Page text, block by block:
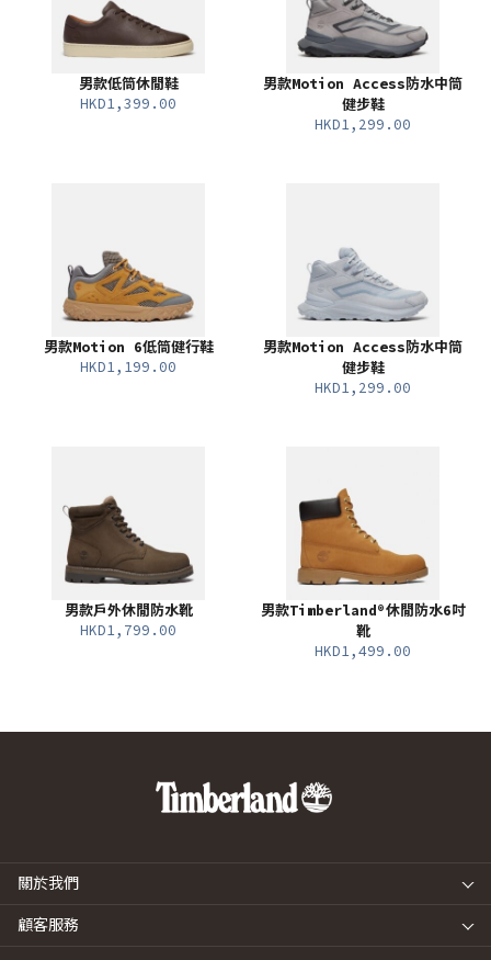
男款低筒休閒鞋
HKD1,399.00
男款Motion Access防水中筒
健步鞋
HKD1,299.00
男款Motion 6低筒健行鞋
HKD1,199.00
男款Motion Access防水中筒
健步鞋
HKD1,299.00
男款戶外休閒防水靴
HKD1,799.00
男款Timberland®休閒防水6吋
靴
HKD1,499.00
關於我們
顧客服務